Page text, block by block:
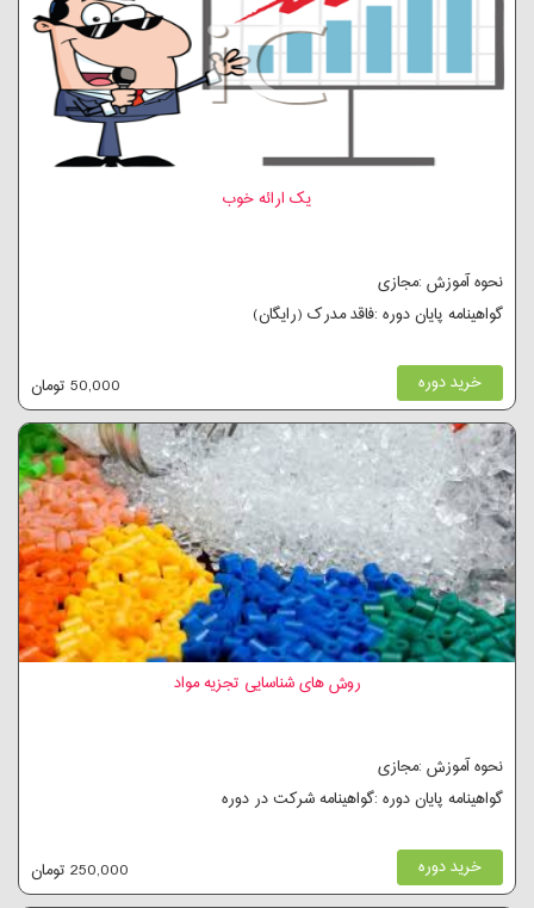
یک ارائه خوب
نحوه آموزش :مجازی
گواهینامه پایان دوره :فاقد مدرک (رایگان)
خرید دوره 50,000 تومان
روش های شناسایی تجزیه مواد
نحوه آموزش :مجازی
گواهینامه پایان دوره :گواهینامه شرکت در دوره
خرید دوره 250,000 تومان